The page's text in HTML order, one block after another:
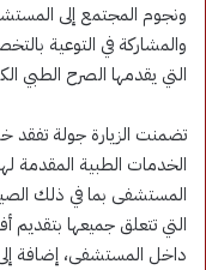
ونجوم المجتمع إلى
والمشاركة في التوعية
التي يقدمها الصرح الطبي
تضمنت الزيارة جولة تفقد
الخدمات الطبية المقدمة
المستشفى بما في ذلك
التي تتعلق جميعها
داخل المستشفى، إضافة